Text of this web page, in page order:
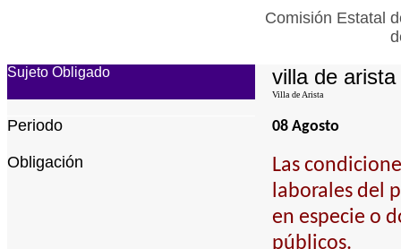
Comisión Estatal
Sujeto Obligado villa de arista
Villa de Arista
Periodo 08 Agosto
Obligación
Las
laborales del
en especie o
públicos.